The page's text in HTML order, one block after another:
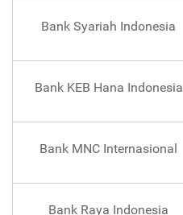
Bank Syariah Indonesia
Bank KEB Hana Indonesia
Bank MNC Internasional
Bank Raya Indonesia